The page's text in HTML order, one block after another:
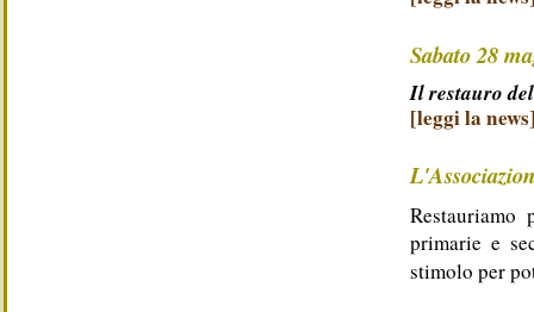
Sabato 28
Il restauro
[leggi la
primarie e
stimolo per